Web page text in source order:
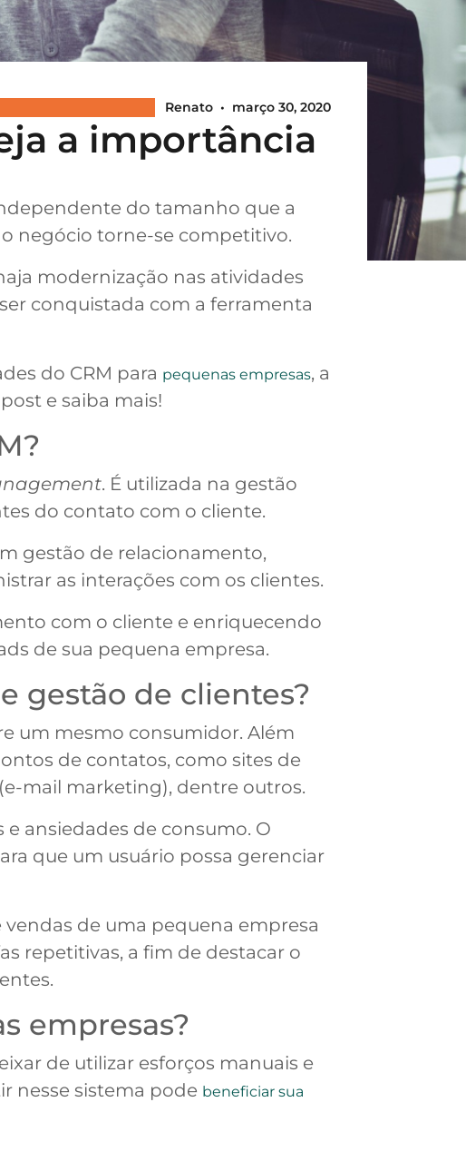
Renato • março 30, 2020
a importância
do tamanho que a
negócio torne-se competitivo.
modernização nas atividades
conquistada com a ferramenta
do CRM para pequenas empresas, a
e saiba mais!
. É utilizada na gestão
do contato com o cliente.
gestão de relacionamento,
as interações com os clientes.
com o cliente e enriquecendo
de sua pequena empresa.
gestão de clientes?
um mesmo consumidor. Além
de contatos, como sites de
mail marketing), dentre outros.
ansiedades de consumo. O
que um usuário possa gerenciar
de uma pequena empresa
repetitivas, a fim de destacar o
empresas?
de utilizar esforços manuais e
nesse sistema pode beneficiar sua